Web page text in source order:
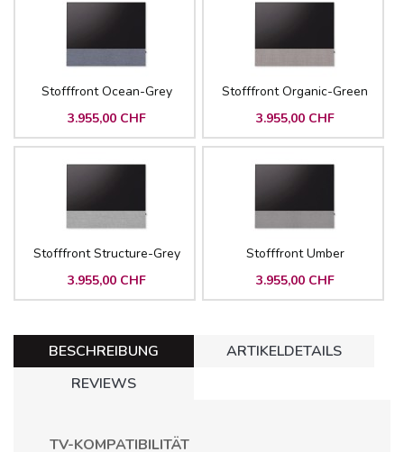
Stofffront Ocean-Grey
3.955,00 CHF
Stofffront Organic-Green
3.955,00 CHF
Stofffront Structure-Grey
3.955,00 CHF
Stofffront Umber
3.955,00 CHF
BESCHREIBUNG
ARTIKELDETAILS
REVIEWS
TV-KOMPATIBILITÄT